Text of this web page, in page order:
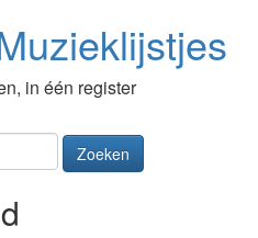
in één register
Zoeken